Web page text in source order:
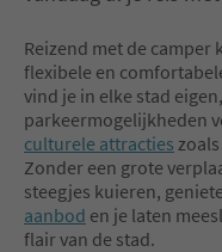
Reizend met de camper
flexibele en
vind je in elke stad
parkeermogelijkheden
culturele attracties
Zonder een grote
steegjes kuieren,
aanbod en je laten
flair van de stad.